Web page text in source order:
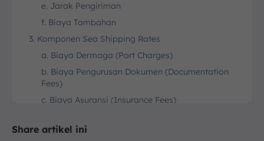
e. Jarak Pengiriman
f. Biaya Tambahan
3. Komponen Sea Shipping Rates
a. Biaya Dermaga (Port Charges)
b. Biaya Pengurusan Dokumen (Documentation
Fees)
c. Biaya Asuransi (Insurance Fees)
a. FCL (Full Container Load)
Share artikel ini